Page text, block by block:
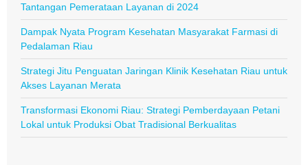
Tantangan Pemerataan Layanan di 2024
Dampak Nyata Program Kesehatan Masyarakat Farmasi di
Pedalaman Riau
Strategi Jitu Penguatan Jaringan Klinik Kesehatan Riau untuk
Akses Layanan Merata
Transformasi Ekonomi Riau: Strategi Pemberdayaan Petani
Lokal untuk Produksi Obat Tradisional Berkualitas